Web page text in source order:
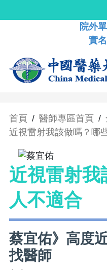
院外
實
首頁 / 醫師專區首頁 /
近視雷射我該做嗎？哪
近視雷射我
人不適合
蔡宜佑》高度
找醫師